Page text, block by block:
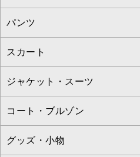
カットソー・Tシャツ
ブラウス・シャツ
ニット・セーター
カーディガン
アンサンブルセット
すべてのワンピース・ドレス
ワンピース
ドレス
チュニック
ジャンパースカート
パンツ
すべてのパンツ
フルレングスパンツ
クロップド・半端丈パンツ
ガウチョ・ワイドパンツ
スカート
すべてのスカート
ロング・マキシ丈スカート
ひざ丈スカート
ジャケット・スーツ
すべてのジャケット・スーツ
テーラードジャケット
コート・ブルゾン
すべてのコート・ブルゾン
グッズ・小物